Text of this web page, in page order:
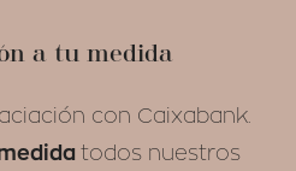
a tu medida
con Caixabank.
todos nuestros